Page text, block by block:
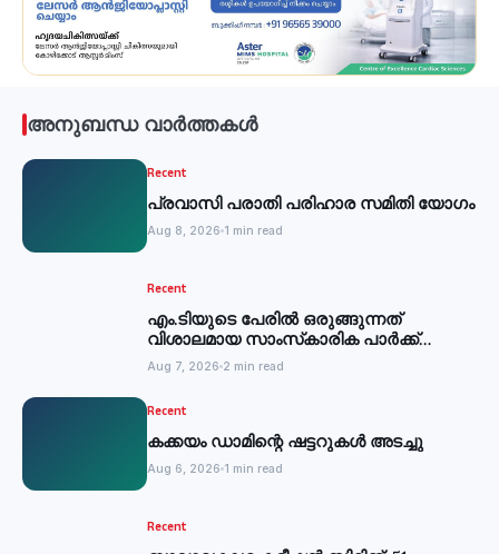
അനുബന്ധ വാർത്തകൾ
Recent
പ്രവാസി പരാതി പരിഹാര സമിതി യോഗം
Aug 8, 2026 1 min read
Recent
എം.ടിയുടെ പേരില്‍ ഒരുങ്ങുന്നത്
വിശാലമായ സാംസ്‌കാരിക പാര്‍ക്ക്
-മന്ത്രി
Aug 7, 2026 2 min read
Recent
കക്കയം ഡാമിന്റെ ഷട്ടറുകള്‍ അടച്ചു
Aug 6, 2026 1 min read
Recent